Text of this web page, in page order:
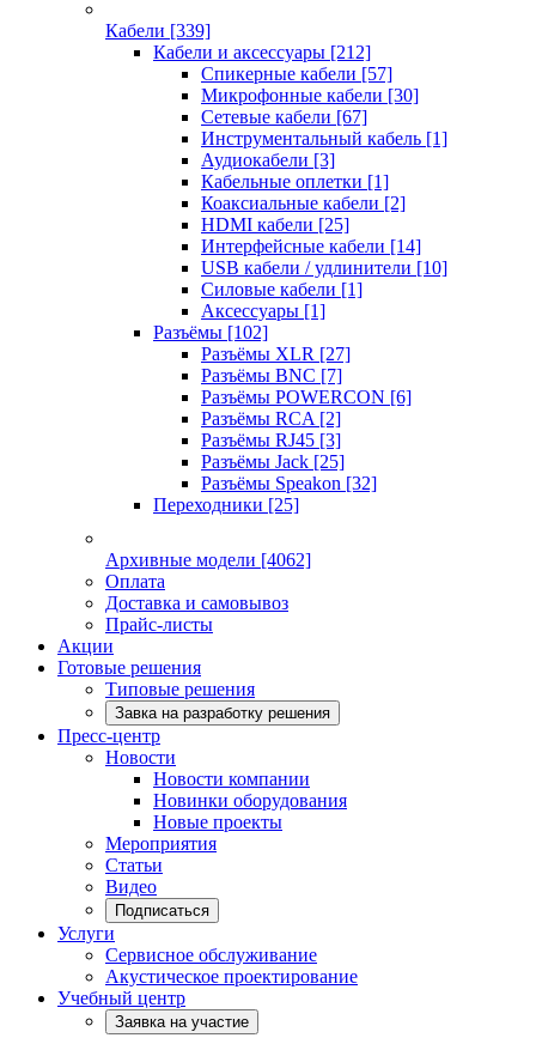
Кабели [339]
Кабели и аксессуары [212]
Спикерные кабели [57]
Микрофонные кабели [30]
Сетевые кабели [67]
Инструментальный кабель [1]
Аудиокабели [3]
Кабельные оплетки [1]
Коаксиальные кабели [2]
HDMI кабели [25]
Интерфейсные кабели [14]
USB кабели / удлинители [10]
Силовые кабели [1]
Аксессуары [1]
Разъёмы [102]
Разъёмы XLR [27]
Разъёмы BNC [7]
Разъёмы POWERCON [6]
Разъёмы RCA [2]
Разъёмы RJ45 [3]
Разъёмы Jack [25]
Разъёмы Speakon [32]
Переходники [25]
Архивные модели [4062]
Оплата
Доставка и самовывоз
Прайс-листы
Акции
Готовые решения
Типовые решения
Завка на разработку решения
Пресс-центр
Новости
Новости компании
Новинки оборудования
Новые проекты
Мероприятия
Статьи
Видео
Подписаться
Услуги
Сервисное обслуживание
Акустическое проектирование
Учебный центр
Заявка на участие